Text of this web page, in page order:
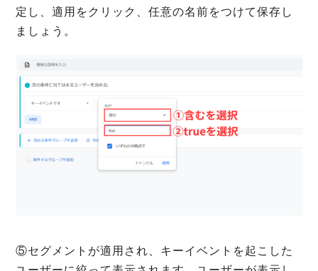
定し、適用をクリック、任意の名前をつけて保存し
ましょう。
⑤セグメントが適用され、キーイベントを起こした